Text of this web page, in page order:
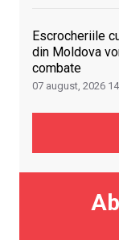
Escrocheriile
din Moldova
combate
07 august, 2026